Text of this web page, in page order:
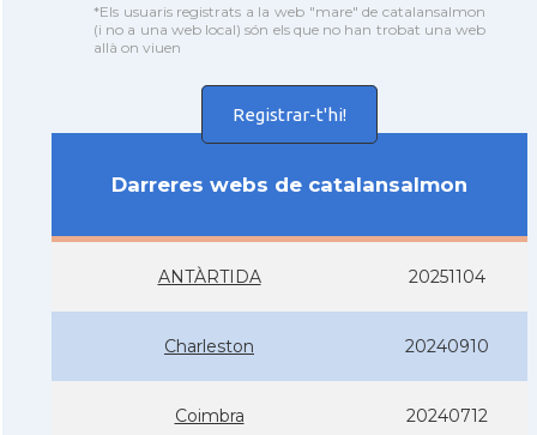
*Els usuaris registrats a la web "mare" de catalansalmon
(i no a una web local) són els que no han trobat una web
allà on viuen
Registrar-t'hi!
Darreres webs de catalansalmon
ANTÀRTIDA 20251104
Charleston 20240910
Coimbra 20240712